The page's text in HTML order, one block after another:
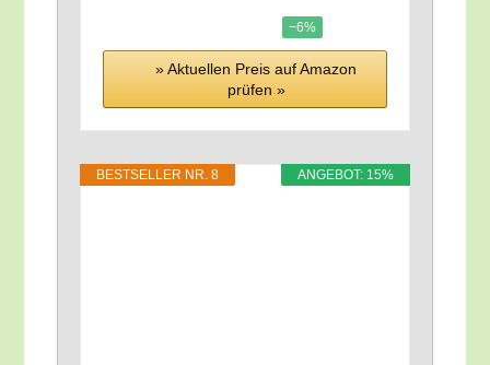
−6%
» Aktu­el­len Preis auf Ama­zon
prü­fen »
ANGE­BOT: 15%
BEST­SEL­LER NR. 8